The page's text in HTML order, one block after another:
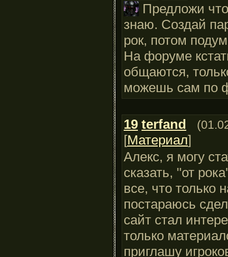
Предложи
знаю. Создай
рок, потом
На форуме
общаются,
можешь сам по
19 terfand
[Материал]
Алекс, я могу
сказать, ''от
все, что только
постараюсь
сайт стал
только
приглашу